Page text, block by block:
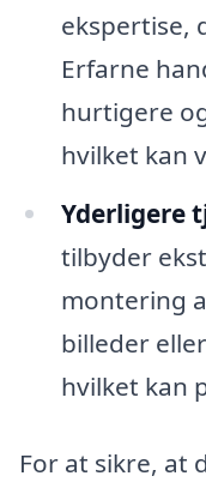
ekspertise,
Erfarne
hurtigere
hvilket kan
Yderligere
tilbyder
montering
billeder
hvilket kan
For at sikre, at